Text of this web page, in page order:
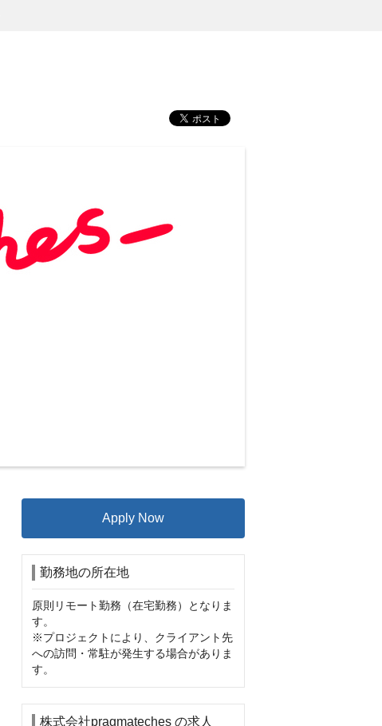
Apply Now
勤務地の所在地
原則リモート勤務（在宅勤務）となりま
す。
※プロジェクトにより、クライアント先
への訪問・常駐が発生する場合がありま
す。
株式会社pragmateches の求人